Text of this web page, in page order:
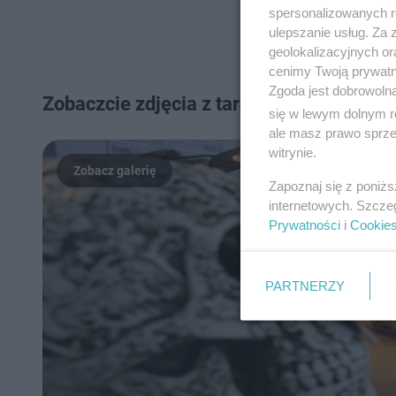
Zobaczcie zdjęcia z targów DRAGON
spersonalizowanych
ulepszanie usług.
geolokalizacyjnych
cenimy Twoją
Zgoda jest
się w lewym dolnym
ale masz prawo
witrynie.
Zapoznaj się z
internetowych.
Prywatności i Cookies
PARTNERZY